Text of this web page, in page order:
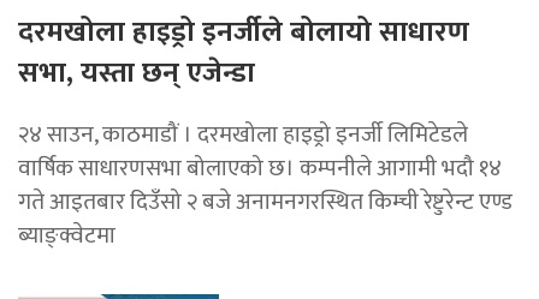
दरमखोला हाइड्रो इनर्जीले बोलायो साधारण
सभा, यस्ता छन् एजेन्डा
२४ साउन, काठमाडौं । दरमखोला हाइड्रो इनर्जी लिमिटेडले
वार्षिक साधारणसभा बोलाएको छ। कम्पनीले आगामी भदौ १४
गते आइतबार दिउँसो २ बजे अनामनगरस्थित किम्ची रेष्टुरेन्ट एण्ड
ब्याङ्क्वेटमा